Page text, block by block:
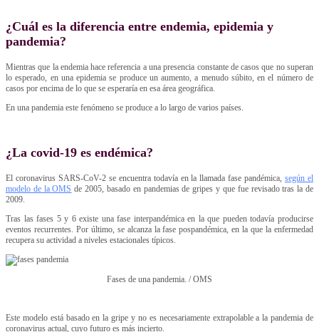
¿Cuál es la diferencia entre endemia, epidemia y
pandemia?
Mientras que la endemia hace referencia a una presencia constante de casos que no superan
lo esperado, en una epidemia se produce un aumento, a menudo súbito, en el número de
casos por encima de lo que se esperaría en esa área geográfica.
En una pandemia este fenómeno se produce a lo largo de varios países.
¿La covid-19 es endémica?
El coronavirus SARS-CoV-2 se encuentra todavía en la llamada fase pandémica,según el
modelo de la OMS de 2005, basado en pandemias de gripes y que fue revisado tras la de
2009.
Tras las fases 5 y 6 existe una fase interpandémica en la que pueden todavía producirse
eventos recurrentes. Por último, se alcanza la fase pospandémica, en la que la enfermedad
recupera su actividad a niveles estacionales típicos.
Fases de una pandemia. / OMS
Este modelo está basado en la gripe y no es necesariamente extrapolable a la pandemia de
coronavirus actual, cuyo futuro es más incierto.